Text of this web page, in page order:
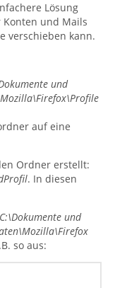
Lösung
und Mails
verschieben kann.
und
auf eine
Ordner erstellt:
. In diesen
C:\Dokumente und
so aus: